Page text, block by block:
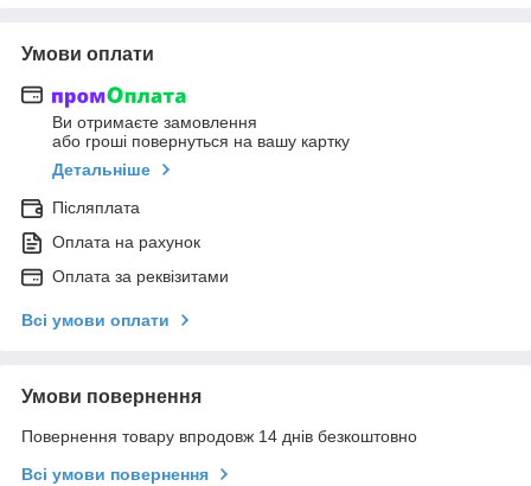
Умови оплати
Ви отримаєте замовлення
або гроші повернуться на вашу картку
Детальніше
Післяплата
Оплата на рахунок
Оплата за реквізитами
Всі умови оплати
Умови повернення
Повернення товару впродовж 14 днів безкоштовно
Всі умови повернення